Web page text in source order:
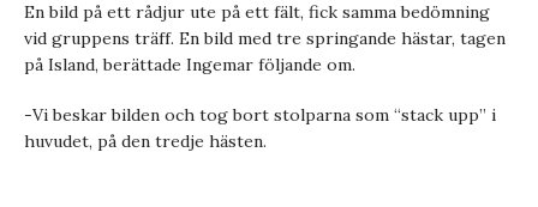
En bild på ett rådjur ute på ett fält, fick samma bedömning
vid gruppens träff. En bild med tre springande hästar, tagen
på Island, berättade Ingemar följande om.
-Vi beskar bilden och tog bort stolparna som “stack upp” i
huvudet, på den tredje hästen.